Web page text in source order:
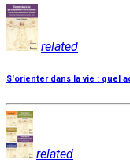
related
S'orienter dans la vie : quel
related